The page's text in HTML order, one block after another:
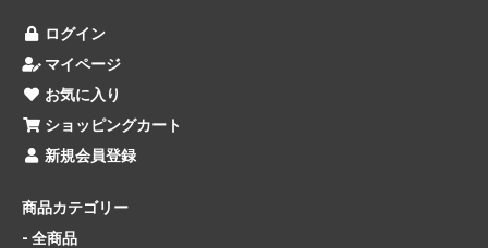
ログイン
マイページ
お気に入り
ショッピングカート
新規会員登録
商品カテゴリー
- 全商品